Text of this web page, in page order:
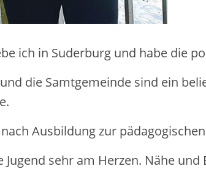
ich in Suderburg und habe die
die Samtgemeinde sind ein
nach Ausbildung zur
Jugend sehr am Herzen. Nähe